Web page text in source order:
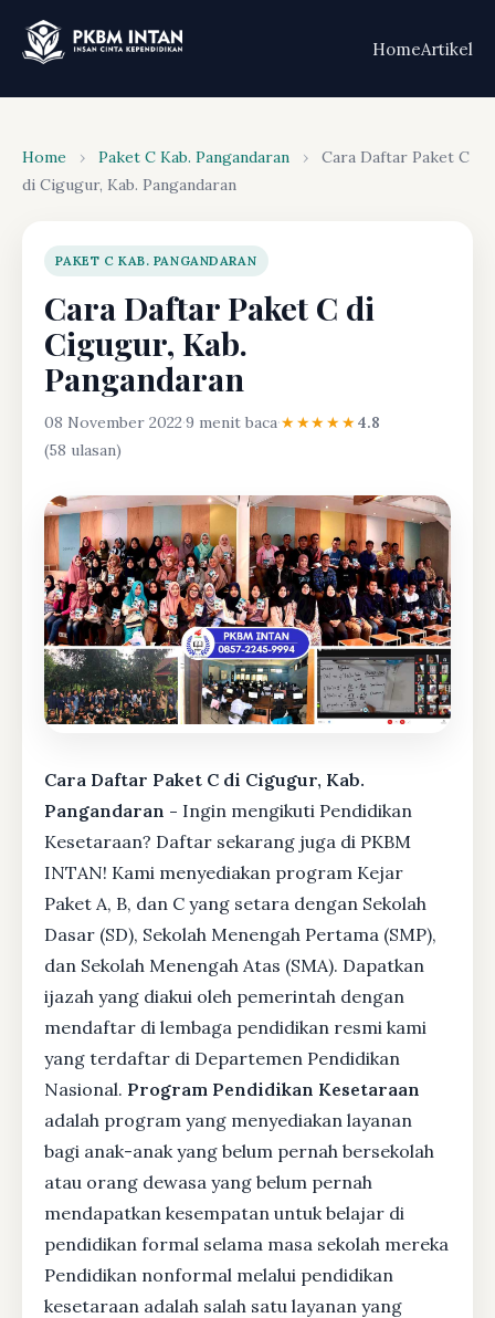
HomeArtikel
Home › Paket C Kab. Pangandaran ›
Cara Daftar Paket C
di Cigugur, Kab. Pangandaran
PAKET C KAB. PANGANDARAN
Cara Daftar Paket C di
Cigugur, Kab.
Pangandaran
08 November 2022·9 menit baca·★★★★★4.8
(58 ulasan)
Cara Daftar Paket C di Cigugur, Kab.
Pangandaran - Ingin mengikuti Pendidikan
Kesetaraan? Daftar sekarang juga di PKBM
INTAN! Kami menyediakan program Kejar
Paket A, B, dan C yang setara dengan Sekolah
Dasar (SD), Sekolah Menengah Pertama (SMP),
dan Sekolah Menengah Atas (SMA). Dapatkan
ijazah yang diakui oleh pemerintah dengan
mendaftar di lembaga pendidikan resmi kami
yang terdaftar di Departemen Pendidikan
Nasional. Program Pendidikan Kesetaraan
adalah program yang menyediakan layanan
bagi anak-anak yang belum pernah bersekolah
atau orang dewasa yang belum pernah
mendapatkan kesempatan untuk belajar di
pendidikan formal selama masa sekolah mereka
Pendidikan nonformal melalui pendidikan
kesetaraan adalah salah satu layanan yang